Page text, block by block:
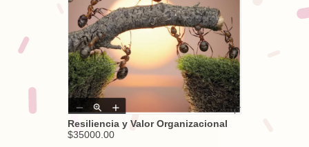
Resiliencia y Valor Organizacional
$35000.00